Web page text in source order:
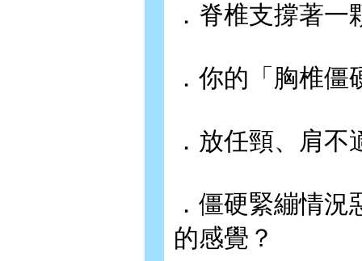
．脊椎支撐著
．你的「胸椎
．放任頸、肩
．僵硬緊繃情
的感覺？